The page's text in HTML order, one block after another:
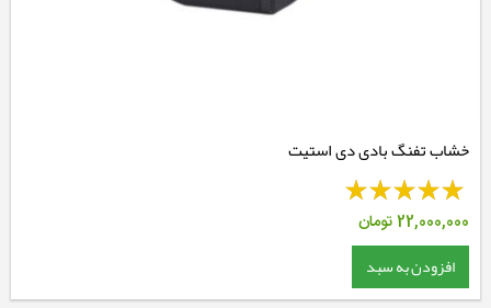
خشاب تفنگ بادی دی استیت
22,000,000تومان
افزودن به سبد